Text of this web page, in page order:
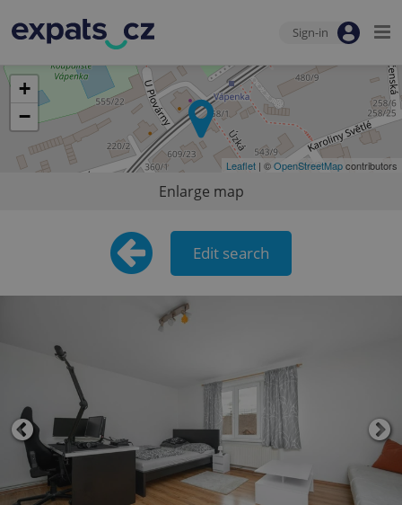
Sign-in
+
−
Leaflet | ©OpenStreetMapcontributors
Enlarge map
Edit search